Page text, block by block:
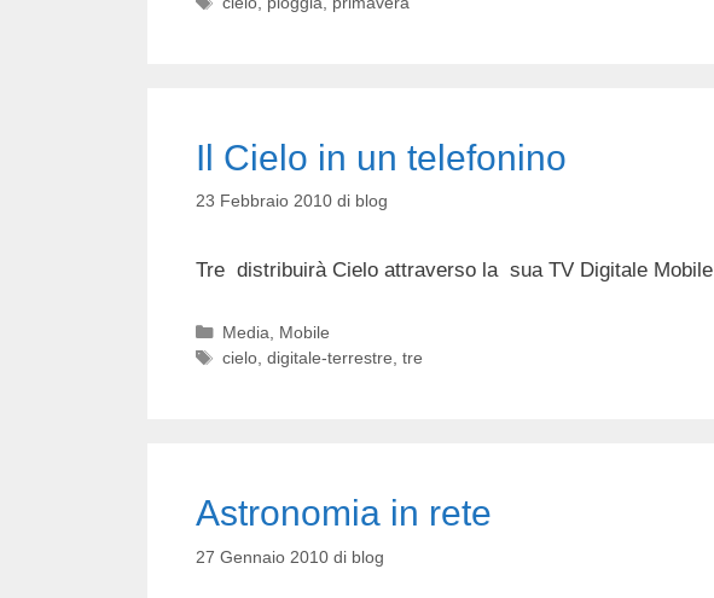
Il Cielo in un telefonino
23 Febbraio 2010 di blog
Tre distribuirà Cielo attraverso la sua TV Digitale Mobile
Categorie
Media, Mobile
Tag
cielo, digitale-terrestre, tre
Astronomia in rete
27 Gennaio 2010 di blog